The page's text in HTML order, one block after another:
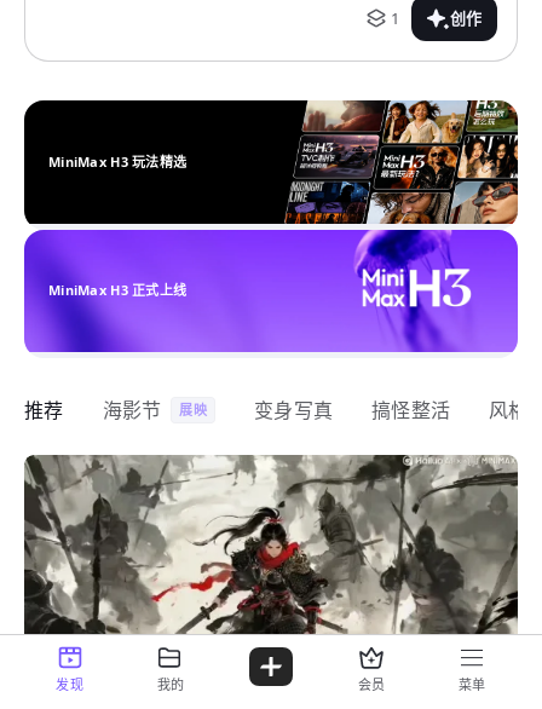
1
创作
MiniMax H3 玩法精选
MiniMax H3 正式上线
推荐 海影节 展映 变身写真 搞怪整活 风格
发现 我的 会员 菜单